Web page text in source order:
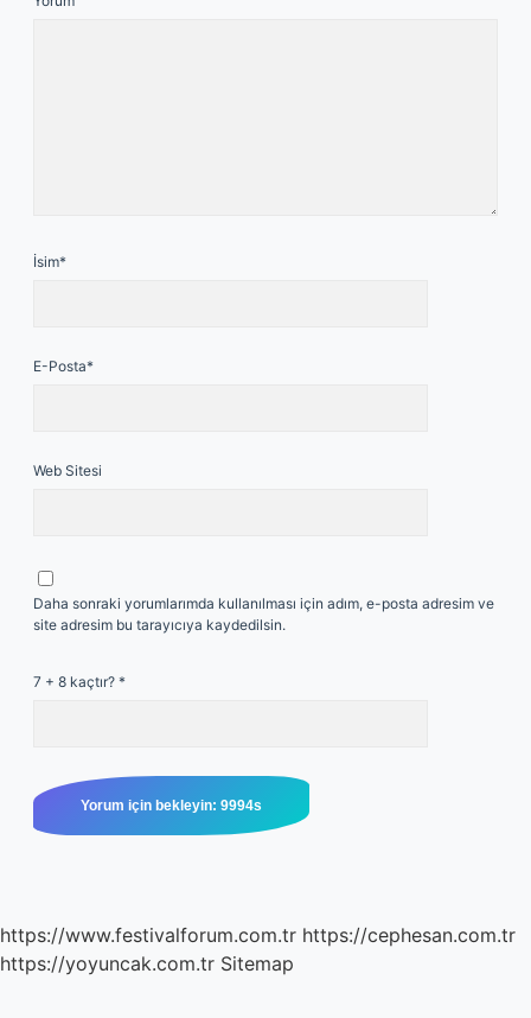
İsim*
E-Posta*
Web Sitesi
Daha sonraki yorumlarımda kullanılması için adım, e-posta adresim ve
site adresim bu tarayıcıya kaydedilsin.
7 + 8 kaçtır? *
https://www.festivalforum.com.tr https://cephesan.com.tr
https://yoyuncak.com.tr Sitemap